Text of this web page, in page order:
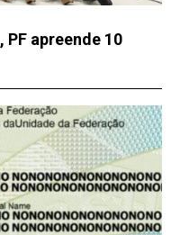
PF apreende 10